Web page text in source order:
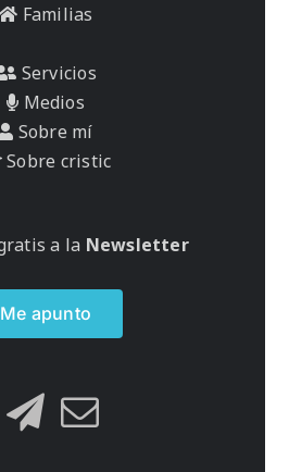
Familias
Servicios
Medios
Sobre mí
Sobre cristic
a la Newsletter
Me apunto